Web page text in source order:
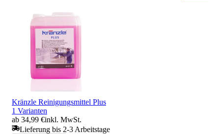
Kränzle Reinigungsmittel Plus
1 Varianten
ab 34,99 €inkl. MwSt.
Lieferung bis 2-3 Arbeitstage